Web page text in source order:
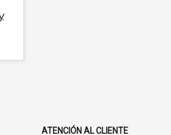
ATENCIÓN AL CLIENTE